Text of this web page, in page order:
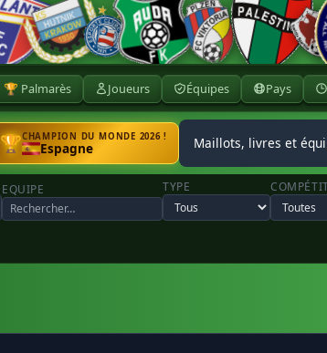
🏆 Palmarès Joueurs Équipes Pays
🏆CHAMPION DU MONDE 2026 !
Espagne Maillots, livres et
EQUIPE TYPE